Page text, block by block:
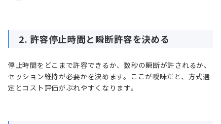
2. 許容停止時間と瞬断許容を決める
停止時間をどこまで許容できるか、数秒の瞬断が許されるか、
セッション維持が必要かを決めます。ここが曖昧だと、方式選
定とコスト評価がぶれやすくなります。